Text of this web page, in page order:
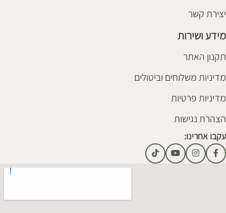
יצירת קשר
מידע ושירות
תקנון האתר
מדיניות משלוחים וביטולים
מדיניות פרטיות
הצהרת נגישות
עקבו אחרינו: